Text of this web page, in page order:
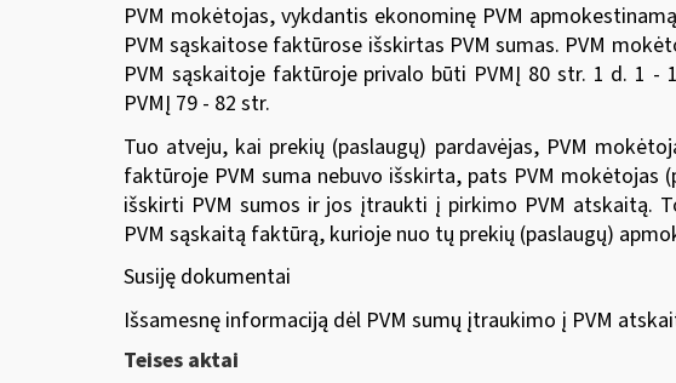
PVM mokėtojas, vykdantis ekonominę PVM
PVM sąskaitose faktūrose išskirtas PVM sumas. PVM
PVM sąskaitoje faktūroje privalo būti PVMĮ 80 str. 1 d. 1
PVMĮ 79 - 82 str.
Tuo atveju, kai prekių (paslaugų) pardavėjas, PVM
faktūroje PVM suma nebuvo išskirta, pats PVM
išskirti PVM sumos ir jos įtraukti į pirkimo PVM atskaitą.
PVM sąskaitą faktūrą, kurioje nuo tų prekių (paslaugų)
Susiję dokumentai
Išsamesnę informaciją dėl PVM sumų įtraukimo į PVM
Teises aktai